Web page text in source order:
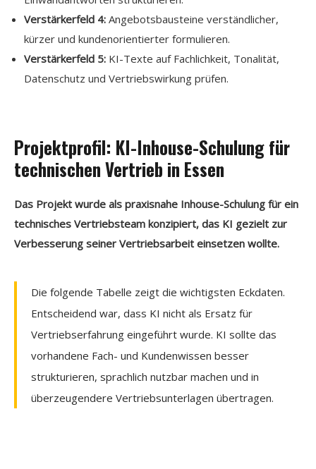
Verstärkerfeld 4: Angebotsbausteine verständlicher,
kürzer und kundenorientierter formulieren.
Verstärkerfeld 5: KI-Texte auf Fachlichkeit, Tonalität,
Datenschutz und Vertriebswirkung prüfen.
Projektprofil: KI-Inhouse-Schulung für
technischen Vertrieb in Essen
Das Projekt wurde als praxisnahe Inhouse-Schulung für ein
technisches Vertriebsteam konzipiert, das KI gezielt zur
Verbesserung seiner Vertriebsarbeit einsetzen wollte.
Die folgende Tabelle zeigt die wichtigsten Eckdaten.
Entscheidend war, dass KI nicht als Ersatz für
Vertriebserfahrung eingeführt wurde. KI sollte das
vorhandene Fach- und Kundenwissen besser
strukturieren, sprachlich nutzbar machen und in
überzeugendere Vertriebsunterlagen übertragen.